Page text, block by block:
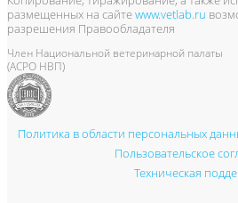
размещенных на сайтеwww.vetlab.ru
разрешения Правообладателя
Член Национальной ветеринарной палаты
(АСРО НВП)
Политика в области персональных
Пользовательское
Техническая